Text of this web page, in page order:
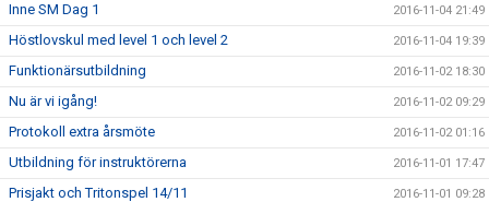
Inne SM Dag 1 2016-11-04 21:49
Höstlovskul med level 1 och level 2 2016-11-04 19:39
Funktionärsutbildning 2016-11-02 18:30
Nu är vi igång! 2016-11-02 09:29
Protokoll extra årsmöte 2016-11-02 01:16
Utbildning för instruktörerna 2016-11-01 17:47
Prisjakt och Tritonspel 14/11 2016-11-01 09:28